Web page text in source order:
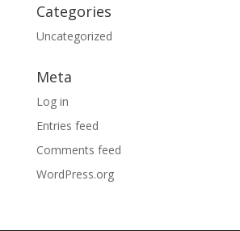
Categories
Uncategorized
Meta
Log in
Entries feed
Comments feed
WordPress.org